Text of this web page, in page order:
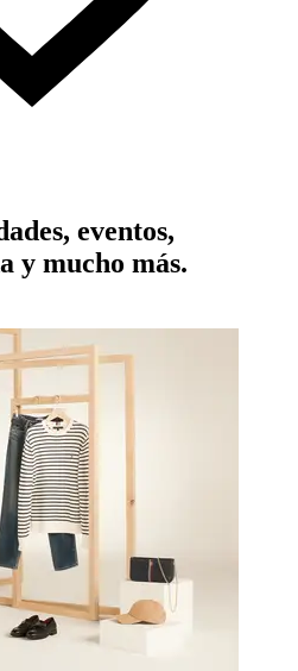
eventos,
y mucho más.